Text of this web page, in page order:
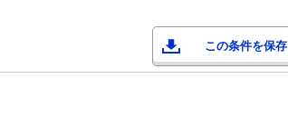
この条件を保存